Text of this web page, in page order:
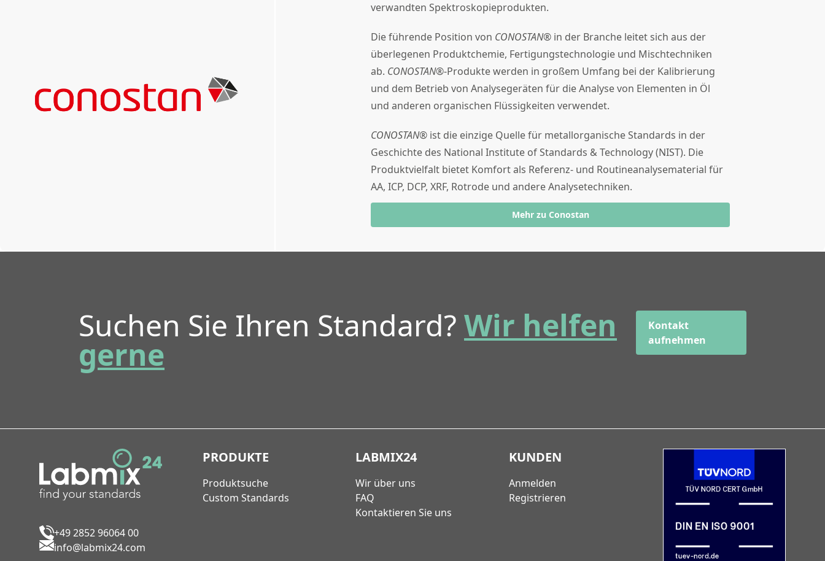
verwandten Spektroskopieprodukten.
Die führende Position von CONOSTAN® in der Branche leitet sich aus der
überlegenen Produktchemie, Fertigungstechnologie und Mischtechniken
ab. CONOSTAN®-Produkte werden in großem Umfang bei der Kalibrierung
und dem Betrieb von Analysegeräten für die Analyse von Elementen in Öl
und anderen organischen Flüssigkeiten verwendet.
CONOSTAN® ist die einzige Quelle für metallorganische Standards in der
Geschichte des National Institute of Standards & Technology (NIST). Die
Produktvielfalt bietet Komfort als Referenz- und Routineanalysematerial für
AA, ICP, DCP, XRF, Rotrode und andere Analysetechniken.
Mehr zu Conostan
Suchen Sie Ihren Standard? Wir helfen
gerne
Kontakt
aufnehmen
+49 2852 96064 00
info@labmix24.com
PRODUKTE
Produktsuche
Custom Standards
LABMIX24
Wir über uns
FAQ
Kontaktieren Sie uns
KUNDEN
Anmelden
Registrieren